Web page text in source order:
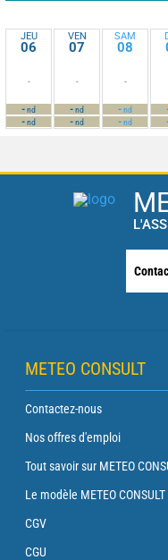
JEU
06
-
-nd
-nd
VEN
07
-
-nd
-nd
SAM
08
-
-nd
-nd
METEO CONSULT
Contactez-nous
Nos offres d'emploi
Tout savoir sur METEO
Le modèle METEO CONSULT
CGV
CGU